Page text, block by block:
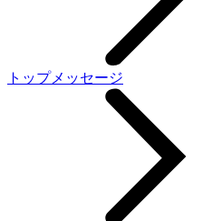
トップメッセージ